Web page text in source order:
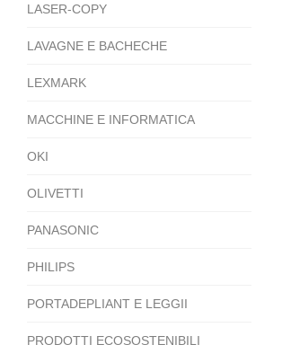
LASER-COPY
LAVAGNE E BACHECHE
LEXMARK
MACCHINE E INFORMATICA
OKI
OLIVETTI
PANASONIC
PHILIPS
PORTADEPLIANT E LEGGII
PRODOTTI ECOSOSTENIBILI